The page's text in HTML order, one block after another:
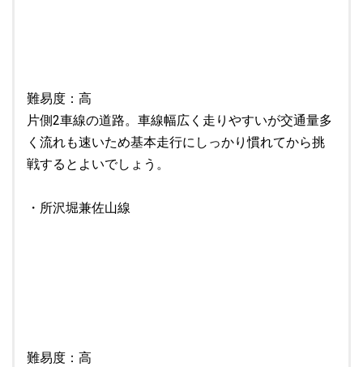
難易度：高
片側2車線の道路。車線幅広く走りやすいが交通量多
く流れも速いため基本走行にしっかり慣れてから挑
戦するとよいでしょう。
・所沢堀兼佐山線
難易度：高